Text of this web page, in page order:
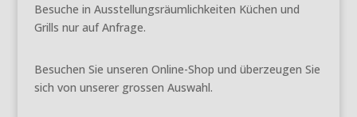
Besuche in Ausstellungsräumlichkeiten Küchen und
Grills nur auf Anfrage.
Besuchen Sie unseren Online-Shop und überzeugen Sie
sich von unserer grossen Auswahl.